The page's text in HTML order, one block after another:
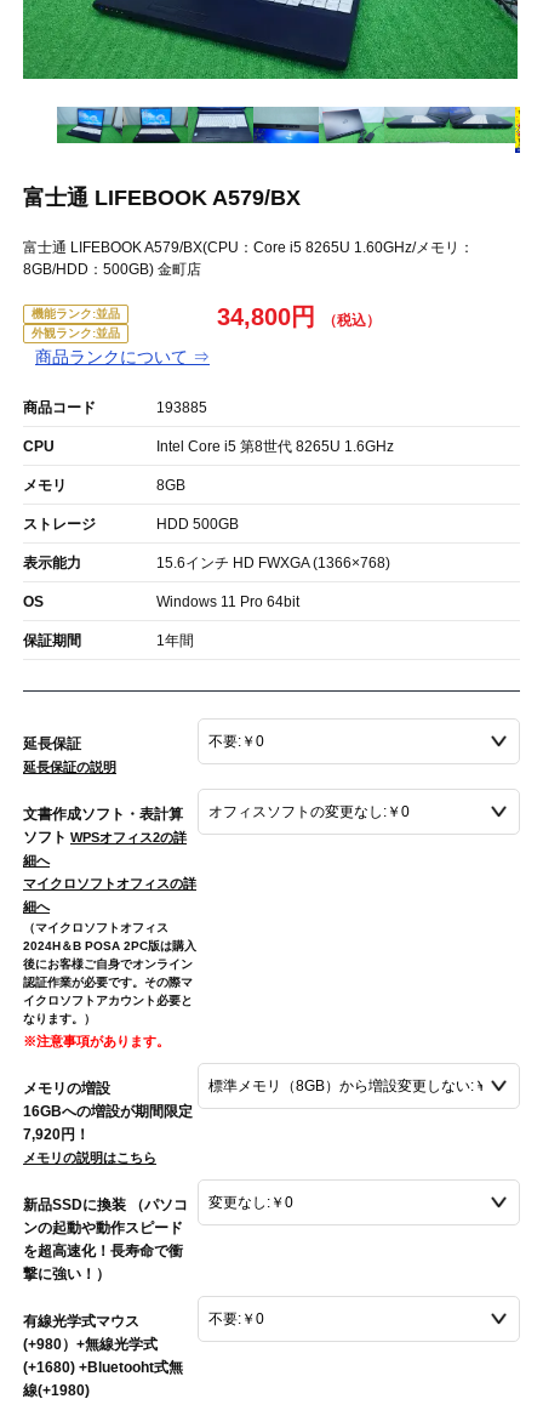
富士通 LIFEBOOK A579/BX
富士通 LIFEBOOK A579/BX(CPU：Core i5 8265U 1.60GHz/メモリ：
8GB/HDD：500GB) 金町店
機能ランク:並品
外観ランク:並品
商品ランクについて ⇒
34,800円
商品コード 193885
CPU Intel Core i5 第8世代 8265U 1.6GHz
メモリ 8GB
ストレージ HDD 500GB
表示能力 15.6インチ HD FWXGA (1366×768)
OS Windows 11 Pro 64bit
保証期間 1年間
延長保証
延長保証の説明
文書作成ソフト・表計算
ソフト WPSオフィス2の詳
細へ
マイクロソフトオフィスの詳
細へ
（マイクロソフトオフィス
2024H＆B POSA 2PC版は購入
後にお客様ご自身でオンライン
認証作業が必要です。その際マ
イクロソフトアカウント必要と
なります。）
※注意事項があります。
メモリの増設
16GBへの増設が期間限定
7,920円！
メモリの説明はこちら
新品SSDに換装 （パソコ
ンの起動や動作スピード
を超高速化！長寿命で衝
撃に強い！）
有線光学式マウス
(+980）+無線光学式
(+1680) +Bluetooht式無
線(+1980)